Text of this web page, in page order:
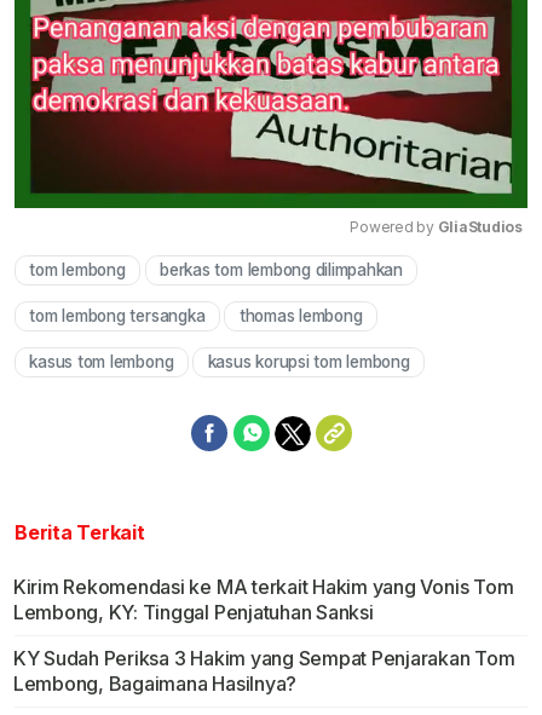
Powered by GliaStudios
tom lembong berkas tom lembong dilimpahkan
tom lembong tersangka thomas lembong
kasus tom lembong kasus korupsi tom lembong
Berita Terkait
Kirim Rekomendasi ke MA terkait Hakim yang Vonis Tom
Lembong, KY: Tinggal Penjatuhan Sanksi
KY Sudah Periksa 3 Hakim yang Sempat Penjarakan Tom
Lembong, Bagaimana Hasilnya?